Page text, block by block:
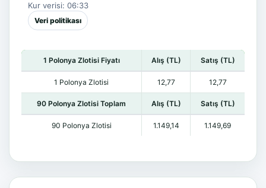
Kur verisi: 06:33
Veri politikası
1 Polonya Zlotisi Fiyatı Alış (TL) Satış (TL)
1 Polonya Zlotisi 12,77 12,77
90 Polonya Zlotisi Toplam Alış (TL) Satış (TL)
90 Polonya Zlotisi 1.149,14 1.149,69